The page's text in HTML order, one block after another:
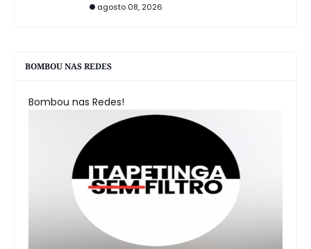
agosto 08, 2026
BOMBOU NAS REDES
Bombou nas Redes!